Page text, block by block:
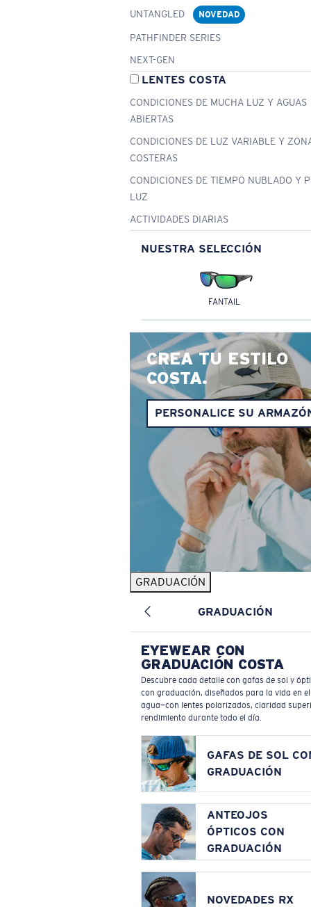
UNTANGLED
NOVEDAD
PATHFINDER SERIES
NEXT-GEN
LENTES COSTA
CONDICIONES DE MUCHA LUZ Y AGUAS
ABIERTAS
CONDICIONES DE LUZ VARIABLE Y
COSTERAS
CONDICIONES DE TIEMPO NUBLADO Y
LUZ
ACTIVIDADES DIARIAS
NUESTRA SELECCIÓN
FANTAIL
CREA TU ESTILO
COSTA.
PERSONALICE SU
GRADUACIÓN
GRADUACIÓN
EYEWEAR CON
GRADUACIÓN COSTA
Descubre cada detalle con gafas de sol y
con graduación, diseñados para la vida en el
agua—con lentes polarizados, claridad
rendimiento durante todo el día.
GAFAS DE SOL
GRADUACIÓN
ANTEOJOS
ÓPTICOS CON
GRADUACIÓN
NOVEDADES RX